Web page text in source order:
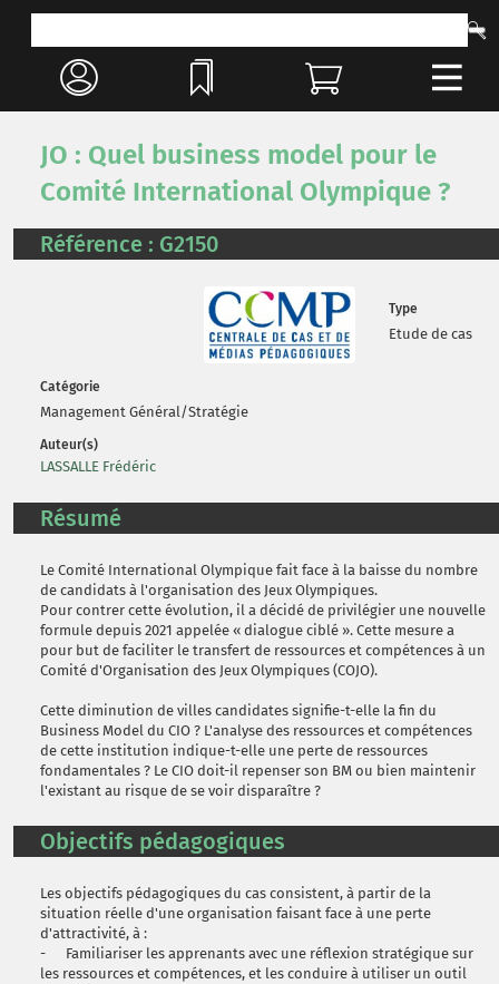
JO : Quel business model pour le
Comité International Olympique ?
Référence : G2150
Type
Etude de cas
Catégorie
Management Général/Stratégie
Auteur(s)
LASSALLE Frédéric
Résumé
Le Comité International Olympique fait face à la baisse du nombre
de candidats à l'organisation des Jeux Olympiques.
Pour contrer cette évolution, il a décidé de privilégier une nouvelle
formule depuis 2021 appelée « dialogue ciblé ». Cette mesure a
pour but de faciliter le transfert de ressources et compétences à un
Comité d'Organisation des Jeux Olympiques (COJO).
Cette diminution de villes candidates signifie-t-elle la fin du
Business Model du CIO ? L'analyse des ressources et compétences
de cette institution indique-t-elle une perte de ressources
fondamentales ? Le CIO doit-il repenser son BM ou bien maintenir
l'existant au risque de se voir disparaître ?
Objectifs pédagogiques
Les objectifs pédagogiques du cas consistent, à partir de la
situation réelle d'une organisation faisant face à une perte
d'attractivité, à :
- Familiariser les apprenants avec une réflexion stratégique sur
les ressources et compétences, et les conduire à utiliser un outil